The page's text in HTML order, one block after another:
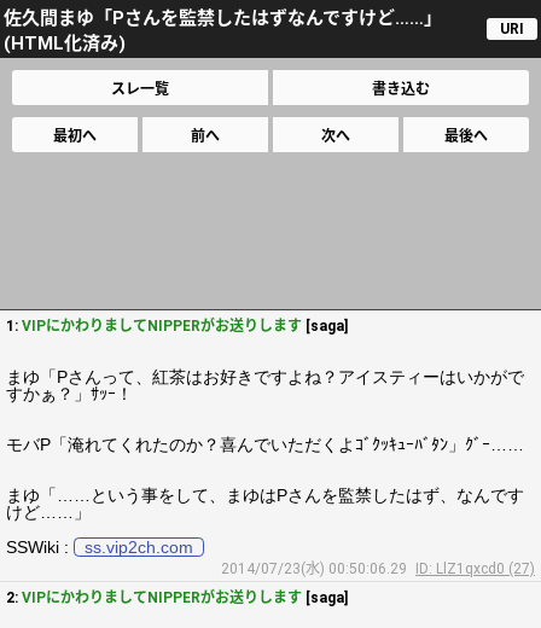
佐久間まゆ「Pさんを監禁したはずなんですけど……」
(HTML化済み)
URI
スレ一覧 書き込む
最初へ 前へ 次へ 最後へ
1: VIPにかわりましてNIPPERがお送りします [saga]
まゆ「Pさんって、紅茶はお好きですよね？アイスティーはいかがで
すかぁ？」ｻｯｰ！
モバP「淹れてくれたのか？喜んでいただくよｺﾞｸｯｷｭｰﾊﾞﾀﾝ」ｸﾞｰ……
まゆ「……という事をして、まゆはPさんを監禁したはず、なんです
けど……」
SSWiki :
ss.vip2ch.com
2014/07/23(水) 00:50:06.29
ID: LlZ1qxcd0 (27)
2: VIPにかわりましてNIPPERがお送りします [saga]